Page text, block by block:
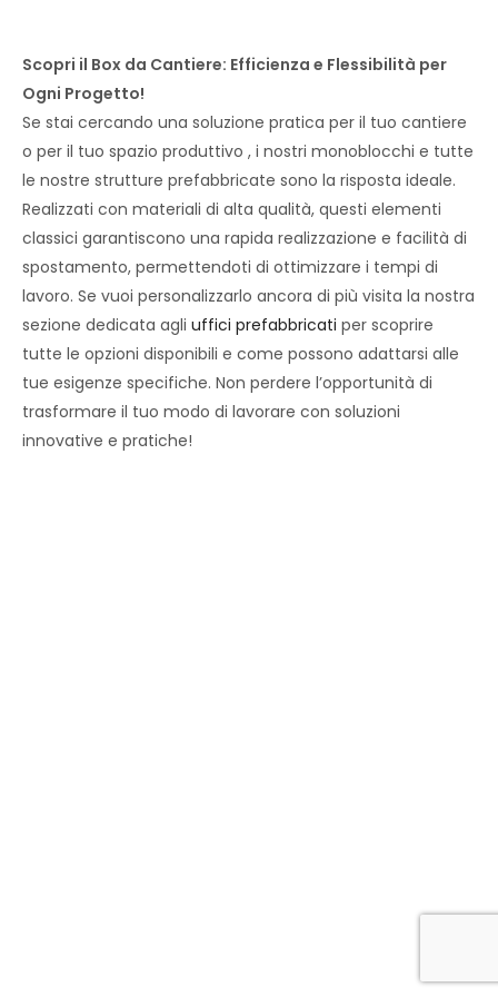
Scopri il Box da Cantiere: Efficienza e Flessibilità per
Ogni Progetto!
Se stai cercando una soluzione pratica per il tuo cantiere
o per il tuo spazio produttivo , i nostri monoblocchi e tutte
le nostre strutture prefabbricate sono la risposta ideale.
Realizzati con materiali di alta qualità, questi elementi
classici garantiscono una rapida realizzazione e facilità di
spostamento, permettendoti di ottimizzare i tempi di
lavoro. Se vuoi personalizzarlo ancora di più visita la nostra
sezione dedicata agli uffici prefabbricati per scoprire
tutte le opzioni disponibili e come possono adattarsi alle
tue esigenze specifiche. Non perdere l’opportunità di
trasformare il tuo modo di lavorare con soluzioni
innovative e pratiche!